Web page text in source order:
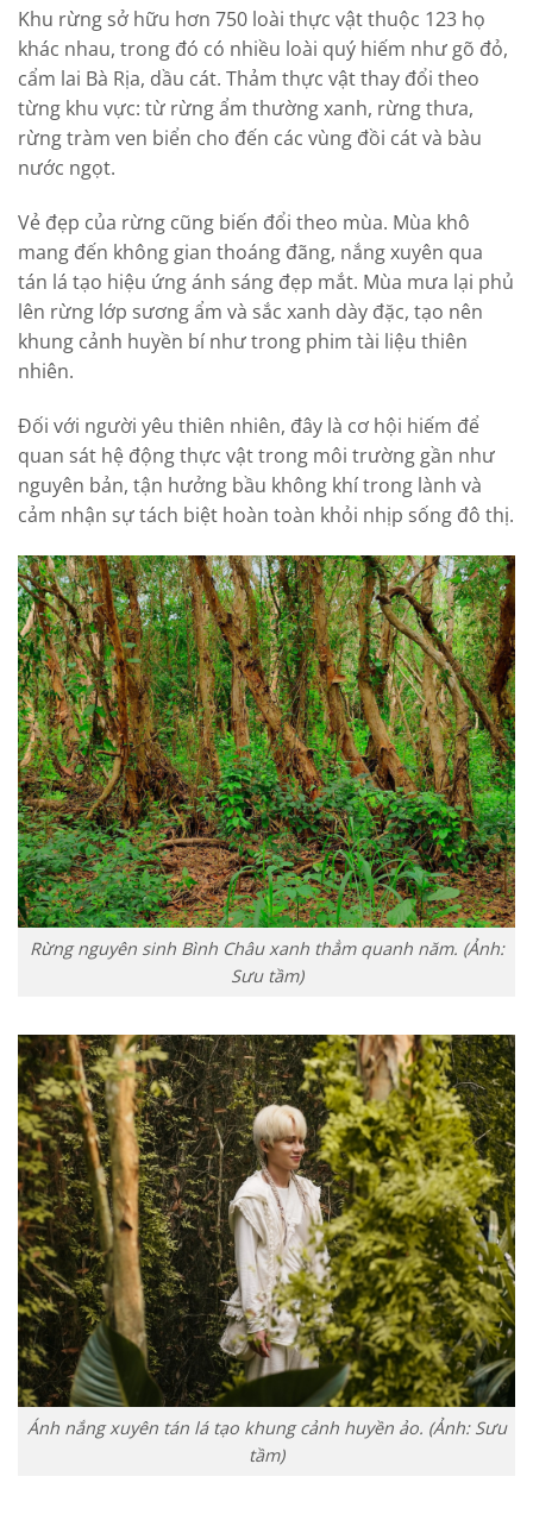
Khu rừng sở hữu hơn 750 loài thực vật thuộc 123 họ
khác nhau, trong đó có nhiều loài quý hiếm như gõ đỏ,
cẩm lai Bà Rịa, dầu cát. Thảm thực vật thay đổi theo
từng khu vực: từ rừng ẩm thường xanh, rừng thưa,
rừng tràm ven biển cho đến các vùng đồi cát và bàu
nước ngọt.
Vẻ đẹp của rừng cũng biến đổi theo mùa. Mùa khô
mang đến không gian thoáng đãng, nắng xuyên qua
tán lá tạo hiệu ứng ánh sáng đẹp mắt. Mùa mưa lại phủ
lên rừng lớp sương ẩm và sắc xanh dày đặc, tạo nên
khung cảnh huyền bí như trong phim tài liệu thiên
nhiên.
Đối với người yêu thiên nhiên, đây là cơ hội hiếm để
quan sát hệ động thực vật trong môi trường gần như
nguyên bản, tận hưởng bầu không khí trong lành và
cảm nhận sự tách biệt hoàn toàn khỏi nhịp sống đô thị.
Rừng nguyên sinh Bình Châu xanh thẳm quanh năm. (Ảnh:
Sưu tầm)
Ánh nắng xuyên tán lá tạo khung cảnh huyền ảo. (Ảnh: Sưu
tầm)